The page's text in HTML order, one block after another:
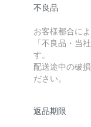
不良品
お客様都合に
「不良品・当
す。
配送途中の破
ださい。
返品期限